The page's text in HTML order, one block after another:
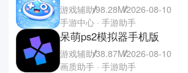
游戏辅助98.28M2026-08-10
手游中心 · 手游助手
呆萌ps2模拟器手机版
游戏辅助38.87M2026-08-10
画质助手 · 手游助手